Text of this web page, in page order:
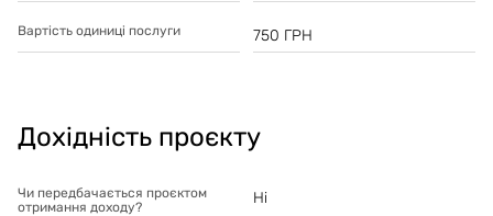
Вартість одиниці послуги 750 ГРН
Дохідність проєкту
Чи передбачається проєктом
отримання доходу?
Ні